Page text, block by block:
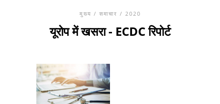
मुख्य / समाचार / 2020
यूरोप में खसरा - ECDC रिपोर्ट